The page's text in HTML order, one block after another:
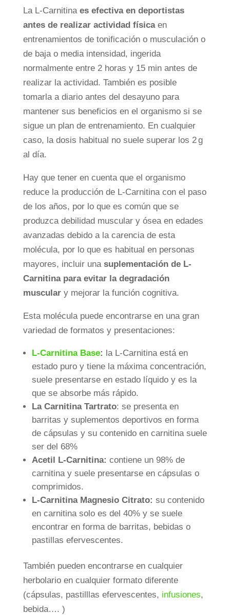
La L-Carnitina es efectiva en deportistas
antes de realizar actividad físicaen
entrenamientos de tonificación o musculación o
de baja o media intensidad, ingerida
normalmente entre 2 horas y 15 min antes de
realizar la actividad. También es posible
tomarla a diario antes del desayuno para
mantener sus beneficios en el organismo si se
sigue un plan de entrenamiento. En cualquier
caso, la dosis habitual no suele superar los 2 g
al día.
Hay que tener en cuenta que el organismo
reduce la producción de L-Carnitina con el paso
de los años, por lo que es común que se
produzca debilidad muscular y ósea en edades
avanzadas debido a la carencia de esta
molécula, por lo que es habitual en personas
mayores, incluir unasuplementación de L-
Carnitina para evitar la degradación
musculary mejorar la función cognitiva.
Esta molécula puede encontrarse en una gran
variedad de formatos y presentaciones:
L-Carnitina Base: la L-Carnitina está en
estado puro y tiene la máxima concentración,
suele presentarse en estado líquido y es la
que se absorbe más rápido.
La Carnitina Tartrato: se presenta en
barritas y suplementos deportivos en forma
de cápsulas y su contenido en carnitina suele
ser del 68%
Acetil L-Carnitina: contiene un 98% de
carnitina y suele presentarse en cápsulas o
comprimidos.
L-Carnitina Magnesio Citrato: su contenido
en carnitina solo es del 40% y se suele
encontrar en forma de barritas, bebidas o
pastillas efervescentes.
También pueden encontrarse en cualquier
herbolario en cualquier formato diferente
(cápsulas, pastilllas efervescentes, infusiones,
bebida…. )